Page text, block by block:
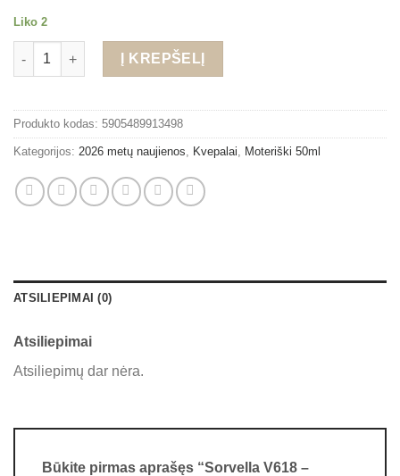
Liko 2
produkto kiekis: Sorvella V618 - kvepalai moterims 50ml EDP
Į KREPŠELĮ
Produkto kodas: 5905489913498
Kategorijos: 2026 metų naujienos Kvepalai Moteriški 50ml
ATSILIEPIMAI (0)
Atsiliepimai
Atsiliepimų dar nėra.
Būkite pirmas aprašęs “Sorvella V618 –